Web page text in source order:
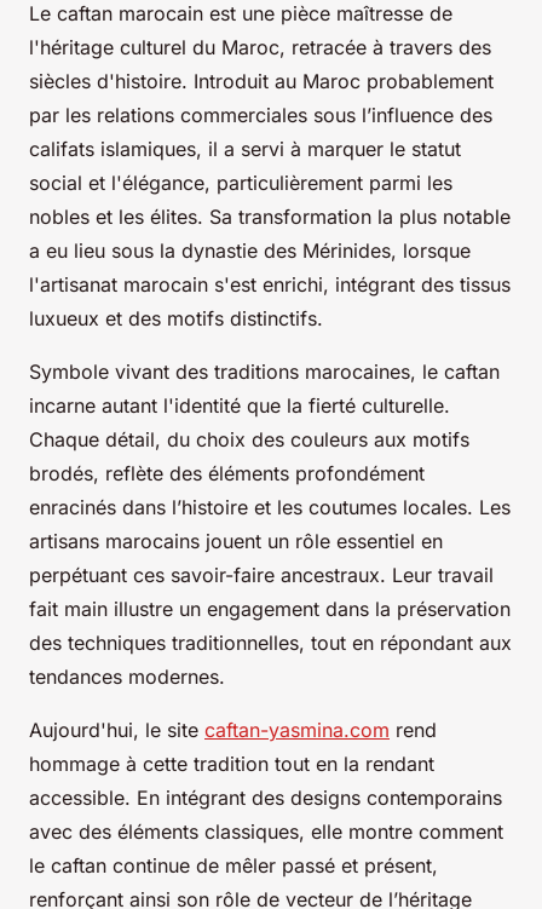
Le caftan marocain est une pièce maîtresse de
l'héritage culturel du Maroc, retracée à travers des
siècles d'histoire. Introduit au Maroc probablement
par les relations commerciales sous l’influence des
califats islamiques, il a servi à marquer le statut
social et l'élégance, particulièrement parmi les
nobles et les élites. Sa transformation la plus notable
a eu lieu sous la dynastie des Mérinides, lorsque
l'artisanat marocain s'est enrichi, intégrant des tissus
luxueux et des motifs distinctifs.
Symbole vivant des traditions marocaines, le caftan
incarne autant l'identité que la fierté culturelle.
Chaque détail, du choix des couleurs aux motifs
brodés, reflète des éléments profondément
enracinés dans l’histoire et les coutumes locales. Les
artisans marocains jouent un rôle essentiel en
perpétuant ces savoir-faire ancestraux. Leur travail
fait main illustre un engagement dans la préservation
des techniques traditionnelles, tout en répondant aux
tendances modernes.
Aujourd'hui, le site caftan-yasmina.com rend
hommage à cette tradition tout en la rendant
accessible. En intégrant des designs contemporains
avec des éléments classiques, elle montre comment
le caftan continue de mêler passé et présent,
renforçant ainsi son rôle de vecteur de l’héritage